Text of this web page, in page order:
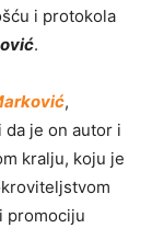
i protokola
.
,
da je on autor i
kralju, koju je
promociju